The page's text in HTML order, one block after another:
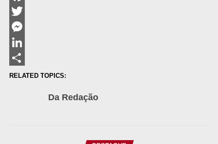
Facebook
Twitter
Messenger
LinkedIn
Share
RELATED TOPICS:
Da Redação